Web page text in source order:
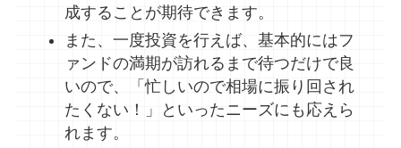
成することが期待できます。
また、一度投資を行えば、基本的にはフ
ァンドの満期が訪れるまで待つだけで良
いので、「忙しいので相場に振り回され
たくない！」といったニーズにも応えら
れます。